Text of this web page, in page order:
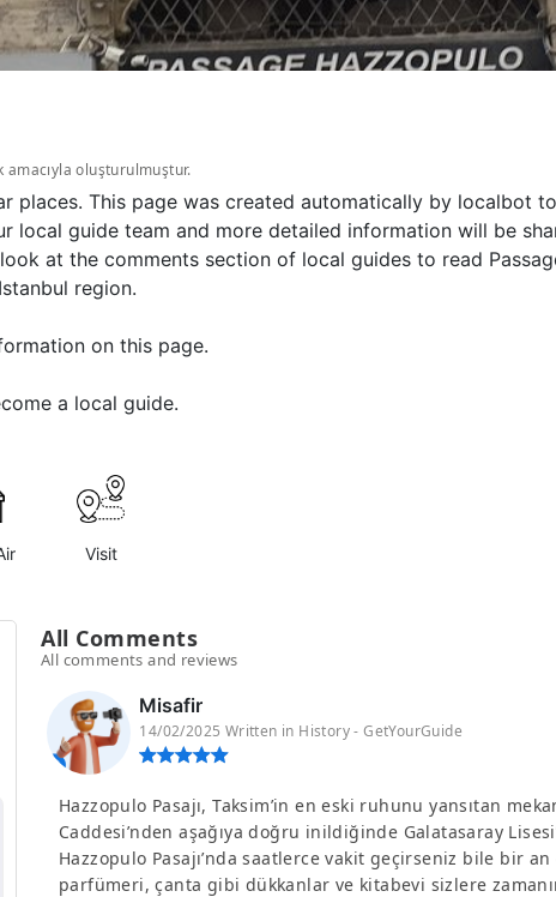
oluşturulmuştur.
places. This page was created automatically by localbot
local guide team and more detailed information will be
at the comments section of local guides to read
region.
on this page.
a local guide.
Visit
All Comments
All comments and reviews
Misafir
14/02/2025 Written in History - GetYourGuide
Hazzopulo Pasajı, Taksim’in en eski ruhunu yansıtan
Caddesi’nden aşağıya doğru inildiğinde Galatasaray
Hazzopulo Pasajı’nda saatlerce vakit geçirseniz bile bir an
parfümeri, çanta gibi dükkanlar ve kitabevi sizlere